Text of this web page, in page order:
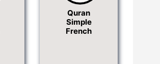
Quran
Simple
French